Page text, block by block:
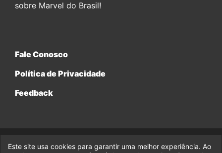
sobre Marvel do Brasil!
Fale Conosco
Política de Privacidade
Feedback
© 2017-2026 Legado da Marvel, uma empresa da Legado
Este site usa cookies para garantir uma melhor experiência. Ao